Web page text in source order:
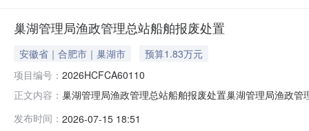
巢湖管理局渔政管理总站船舶报废处置
安徽省｜合肥市｜巢湖市
预算1.83万元
项目编号： 2026HCFCA60110
正文内容： 巢湖管理局渔政管理总站船舶报废处置巢湖管理局渔政
性、准确性和有效性负责。公告及竞价期限1.公告期：
发布时间： 2026-07-15 18:51